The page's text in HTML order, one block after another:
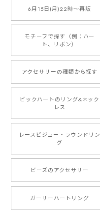
6月15日(月)22時〜再販
モチーフで探す（例：ハー
ト、リボン）
アクセサリーの種類から探す
ビックハートのリング&ネック
レス
レースビジュー・ラウンドリン
グ
ビーズのアクセサリー
ガーリーハートリング